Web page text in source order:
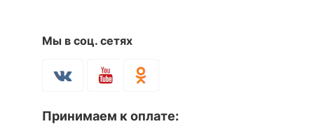
Мы в соц. сетях
Принимаем к оплате: